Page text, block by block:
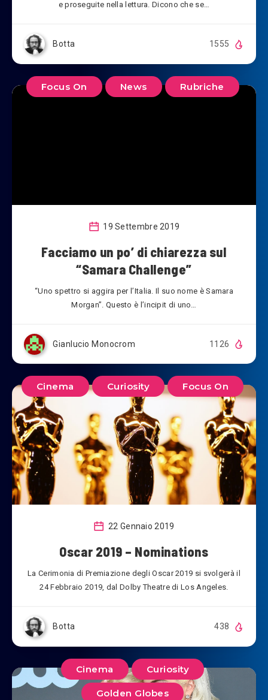
e proseguite nella lettura. Dicono che se…
Botta 1555
Focus On News Rubriche
19 Settembre 2019
Facciamo un po’ di chiarezza sul
“Samara Challenge”
“Uno spettro si aggira per l’Italia. Il suo nome è Samara
Morgan”. Questo è l’incipit di uno…
Gianlucio Monocrom 1126
Cinema Curiosity Focus On
22 Gennaio 2019
Oscar 2019 – Nominations
La Cerimonia di Premiazione degli Oscar 2019 si svolgerà il
24 Febbraio 2019, dal Dolby Theatre di Los Angeles.
Botta 438
Cinema Curiosity
Golden Globes